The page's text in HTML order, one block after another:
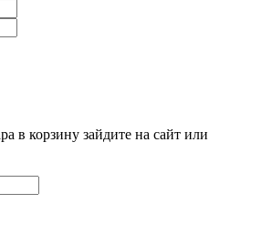
в корзину зайдите на сайт или